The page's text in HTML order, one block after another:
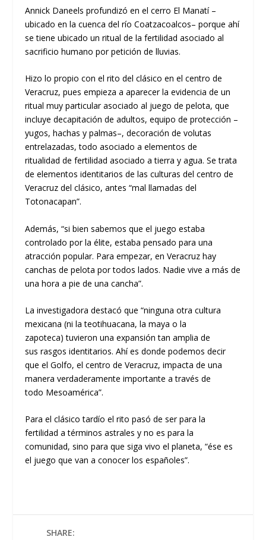
Annick Daneels profundizó en el cerro El Manatí–
ubicado en la cuenca delríoCoatzacoalcos– porqueahí
se tiene ubicadoun ritual de la fertilidadasociado al
sacrificio humano porpetición de lluvias.
Hizo lo propio conel rito delclásico en elcentro de
Veracruz, pues empieza a aparecer la evidencia de un
ritual muy particularasociado al juego de pelota, que
incluye decapitación de adultos,equipo de protección –
yugos, hachas y palmas–, decoración de volutas
entrelazadas,todo asociadoaelementos de
ritualidad de fertilidad asociado a tierra y agua. Se trata
de elementos identitarios de las culturas del centro de
Veracruz delclásico, antes “mal llamadas del
Totonacapan”.
Además, “si bien sabemos que el juego estaba
controlado por la élite,estaba pensado para una
atracción popular. Para empezar, en Veracruz hay
canchas de pelota por todos lados. Nadie vive a más de
una hora a pie de una cancha”.
La investigadoradestacó que “ninguna otra cultura
mexicana(ni la teotihuacana, la mayaola
zapoteca) tuvieron una expansión tan amplia de
susrasgos identitarios. Ahí es donde podemos decir
que el Golfo,el centro de Veracruz, impacta de una
maneraverdaderamente importante a través de
todo Mesoamérica”.
Para elclásicotardío el rito pasó de ser para la
fertilidad atérminosastrales y no es para la
comunidad, sino para que siga vivo el planeta, “ése es
el juego que van a conocer los españoles”.
SHARE: